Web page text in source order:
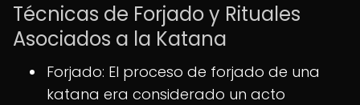
Técnicas de Forjado y Rituales
Asociados a la Katana
Forjado: El proceso de forjado de una
katana era considerado un acto